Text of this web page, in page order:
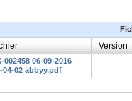
Version
002458 06-09-2016
04-02 abbyy.pdf